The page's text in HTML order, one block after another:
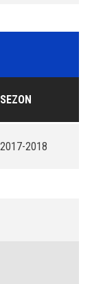
SEZON
2017-2018